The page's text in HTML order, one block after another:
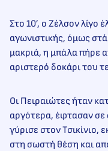
Στο 10’, ο Ζέλσον λίγο
αγωνιστικής, όμως
μακριά, η μπάλα πήρε
αριστερό δοκάρι του
Οι Πειραιώτες ήταν
αργότερα, έφτασαν
γύρισε στον Τσικίνιο,
στη σωστή θέση και